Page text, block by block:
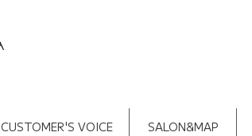
CUSTOMER'S VOICE
SALON&MAP